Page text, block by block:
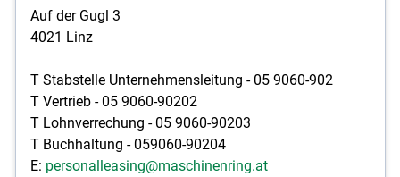
Auf der Gugl 3
4021 Linz
T Stabstelle Unternehmensleitung - 05 9060-902
T Vertrieb - 05 9060-90202
T Lohnverrechung - 05 9060-90203
T Buchhaltung - 059060-90204
E: personalleasing@maschinenring.at